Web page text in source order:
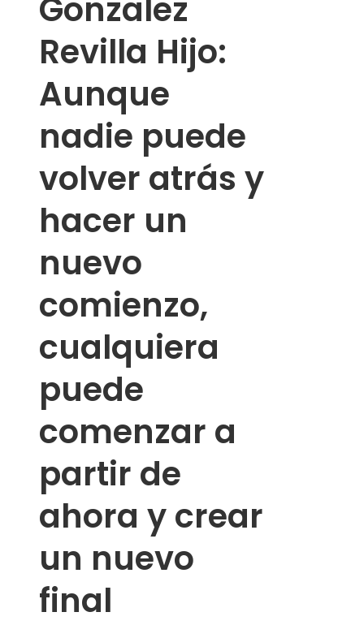
Gonzalez
Revilla Hijo:
Aunque
nadie puede
volver atrás y
hacer un
nuevo
comienzo,
cualquiera
puede
comenzar a
partir de
ahora y crear
un nuevo
final